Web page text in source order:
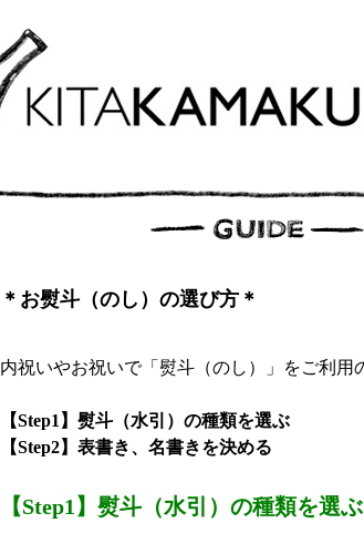
＊お熨斗（のし）の選び方＊
内祝いやお祝いで「熨斗（のし）」をご利用
【Step1】熨斗（水引）の種類を選ぶ
【Step2】表書き、名書きを決める
【Step1】熨斗（水引）の種類を選ぶ